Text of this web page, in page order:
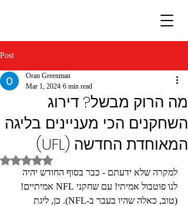
Post
מה הרוק מבשל? דירוג
השחקנים הכי מעניינים בליגה
המאוחדת החדשה (UFL)
Oran Greenman
Mar 1, 2024 6 min read
Rated NaN out of 5 stars.
למקרה שלא ידעתם - כבר בסוף החודש יהיה
לנו פוטבול אמיתי! עם שחקני NFL אמיתיים!
(טוב, כאלה שהיו בעבר ב-NFL). כן, ליגת